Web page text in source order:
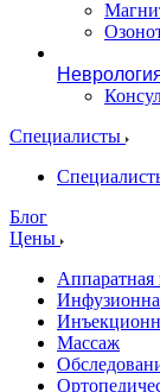
Специалисты
Блог
Цены
Аппаратная
Инфузионна
Массаж